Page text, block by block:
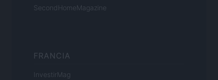
SecondHomeMagazine
FRANCIA
InvestirMag